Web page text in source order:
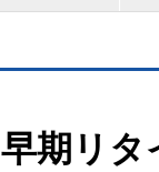
早期リタ